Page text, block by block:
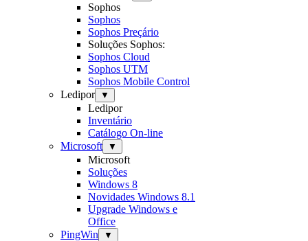
Sophos
Sophos
Sophos Preçário
Soluções Sophos:
Sophos Cloud
Sophos UTM
Sophos Mobile Control
Ledipor
▼
Ledipor
Inventário
Catálogo On-line
Microsoft
▼
Microsoft
Soluções
Windows 8
Novidades Windows 8.1
Upgrade Windows e
Office
PingWin
▼